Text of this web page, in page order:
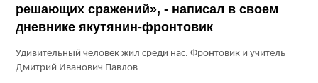
решающих сражений», - написал в своем
дневнике якутянин-фронтовик
Удивительный человек жил среди нас. Фронтовик и учитель
Дмитрий Иванович Павлов